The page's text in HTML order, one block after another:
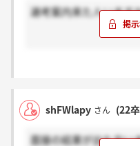
選考案内来た人います
shFWlapy さん (22
面接の結果が出た方い